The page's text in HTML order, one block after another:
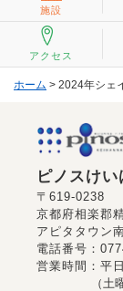
施設
アクセス
ホーム > 2024年シェ
ピノスけい
〒619-0238
京都府相楽郡
アピタタウン
電話番号：
営業時間：平
（土